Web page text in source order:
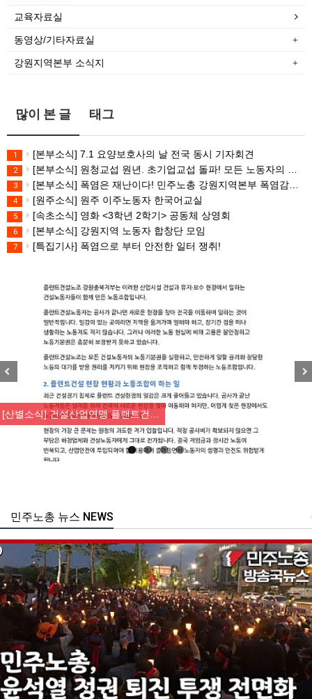
교육자료실
동영상/기타자료실
강원지역본부 소식지
많이 본 글 태그
1 [본부소식] 7.1 요양보호사의 날 전국 동시 기자회견
2 [본부소식] 원청교섭 원년. 초기업교섭 돌파! 모든 노동자의 노동기본권 쟁취! 민주노총 7.15 총파업대회
3 [본부소식] 폭염은 재난이다! 민주노총 강원지역본부 폭염감시단 선포 기자회견
4 [원주소식] 원주 이주노동자 한국어교실
5 [속초소식] 영화 <3학년 2학기> 공동체 상영회
6 [본부소식] 강원지역 노동자 합창단 모임
7 [특집기사] 폭염으로 부터 안전한 일터 쟁취!
[산별소식] 건설산업연맹 플랜트건…
주노총 뉴스 NEWS